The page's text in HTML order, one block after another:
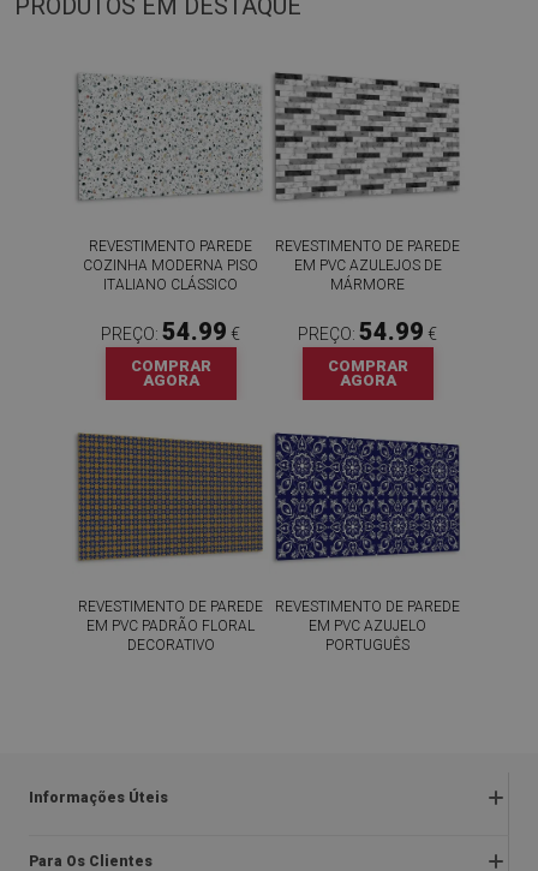
REVESTIMENTO PAREDE
COZINHA MODERNA PISO
ITALIANO CLÁSSICO
PREÇO: 54.99 €
COMPRAR
AGORA
REVESTIMENTO DE PAREDE
EM PVC AZULEJOS DE
MÁRMORE
PREÇO: 54.99 €
COMPRAR
AGORA
REVESTIMENTO DE PAREDE
EM PVC PADRÃO FLORAL
DECORATIVO
REVESTIMENTO DE PAREDE
EM PVC AZUJELO
PORTUGUÊS
Informações Úteis
Devoluções e reclamações
Para Os Clientes